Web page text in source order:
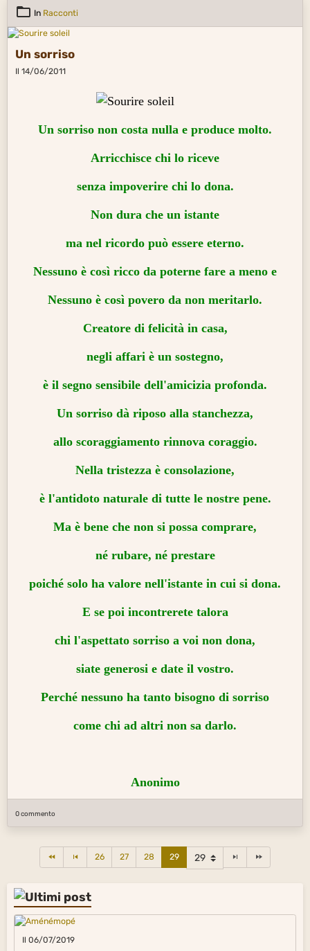
In Racconti
Un sorriso
Il 14/06/2011
Un sorriso non costa nulla e produce molto.
Arricchisce chi lo riceve
senza impoverire chi lo dona.
Non dura che un istante
ma nel ricordo può essere eterno.
Nessuno è così ricco da poterne fare a meno e
Nessuno è così povero da non meritarlo.
Creatore di felicità in casa,
negli affari è un sostegno,
è il segno sensibile dell'amicizia profonda.
Un sorriso dà riposo alla stanchezza,
allo scoraggiamento rinnova coraggio.
Nella tristezza è consolazione,
è l'antidoto naturale di tutte le nostre pene.
Ma è bene che non si possa comprare,
né rubare, né prestare
poiché solo ha valore nell'istante in cui si dona.
E se poi incontrerete talora
chi l'aspettato sorriso a voi non dona,
siate generosi e date il vostro.
Perché nessuno ha tanto bisogno di sorriso
come chi ad altri non sa darlo.
Anonimo
0 commento
26 27 28 29
Il 06/07/2019